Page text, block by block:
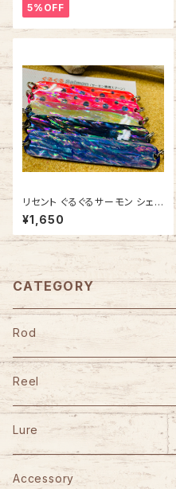
5%OFF
リセント ぐるぐるサーモン シェル
カラー
¥1,650
CATEGORY
Rod
TULALA
Fishman
Abu Garcia
Reel
DAIWA
SHIMANO
Lure
GANCRAFT
Accessory